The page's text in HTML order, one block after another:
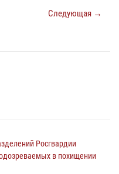
Следующая →
Росгвардии
в похищении